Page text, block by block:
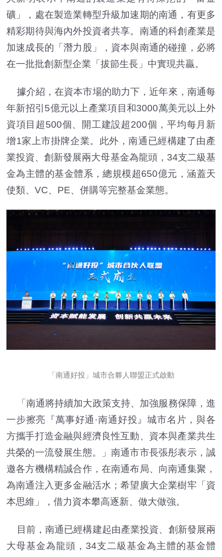
礦」，處在製造業轉型升級加速期的南通，有更多
精彩期待與海內外投資者共享。南通的科創產業是
加速成長的「潛力股」，資本與南通的碰撞，必將
在一批批創新型企業「拔節生長」中實現共贏。
據介紹，在資本市場的助力下，近年來，南通每
年新招引5億元以上產業項目和3000萬美元以上外
資項目超500個、開工建設超200個，平均每月新
增1家上市掛牌企業。此外，南通已經構建了由產
業投資、創新發展兩大母基金為龍頭，34支二級基
金為主體的基金體系，總規模超650億元，涵蓋天
使類、VC、PE、併購等完整基金業態。
「南通好投」城市合夥人聯盟正式啟動
「南通將持續加大政策支持、加強服務保障，進
一步擦亮『萬事好通·南通好投』城市名片，與各
方攜手打造金融與經濟良性互動、資本與產業共生
共榮的一流發展生態。」南通市市長張彤表示，誠
邀各方機構精誠合作，在南通布局、向南通集聚，
為南通注入更多金融活水；希望廣大企業樹牢「資
本思維」，借力資本攀高逐新、做大做強。
目前，南通已經構建起由產業投資、創新發展兩
大母基金為龍頭，34支二級基金為主體的基金體